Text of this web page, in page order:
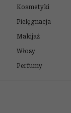
Kosmetyki
Pielęgnacja
Makijaż
Włosy
Perfumy